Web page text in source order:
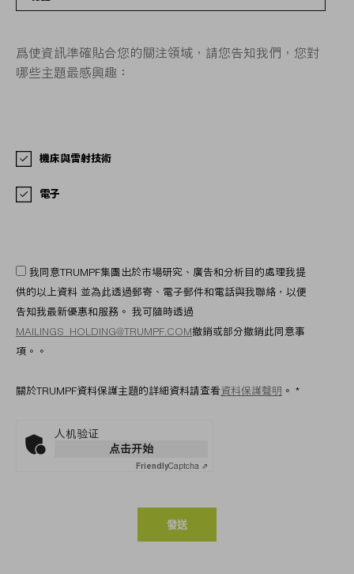
爲使資訊準確貼合您的關注領域，請您告知我們，您對
哪些主題最感興趣：
機床與雷射技術
電子
我同意TRUMPF集團出於市場研究、廣告和分析目的處理我提
供的以上資料 並為此透過郵寄、電子郵件和電話與我聯絡，以便
告知我最新優惠和服務。 我可隨時透過
MAILINGS_HOLDING@TRUMPF.COM撤銷或部分撤銷此同意事
項。。
關於TRUMPF資料保護主題的詳細資料請查看資料保護聲明 。 *
人机验证
点击开始
FriendlyCaptcha ⇗
發送